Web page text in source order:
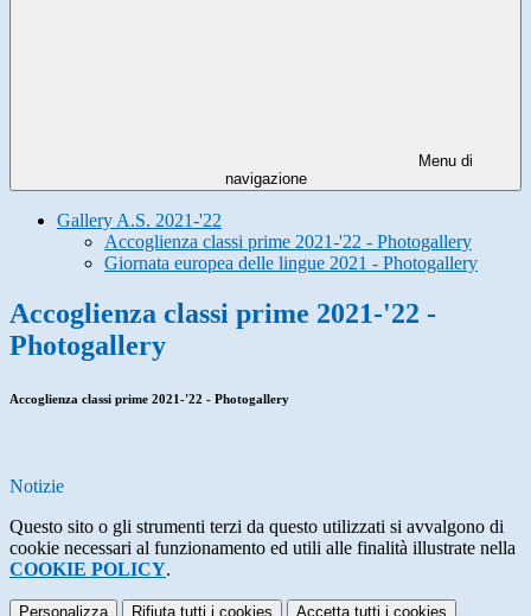
Menu di
navigazione
Gallery A.S. 2021-'22
Accoglienza classi prime 2021-'22 - Photogallery
Giornata europea delle lingue 2021 - Photogallery
Accoglienza classi prime 2021-'22 -
Photogallery
Accoglienza classi prime 2021-'22 - Photogallery
Notizie
Questo sito o gli strumenti terzi da questo utilizzati si avvalgono di
cookie necessari al funzionamento ed utili alle finalità illustrate nella
COOKIE POLICY.
Personalizza Rifiuta tutti i cookies Accetta tutti i cookies